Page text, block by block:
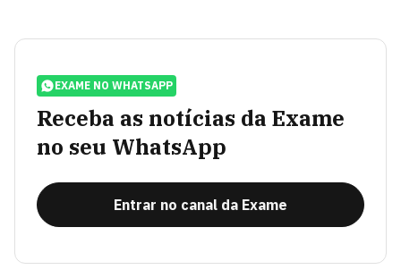
EXAME NO WHATSAPP
Receba as notícias da Exame
no seu WhatsApp
Entrar no canal da Exame